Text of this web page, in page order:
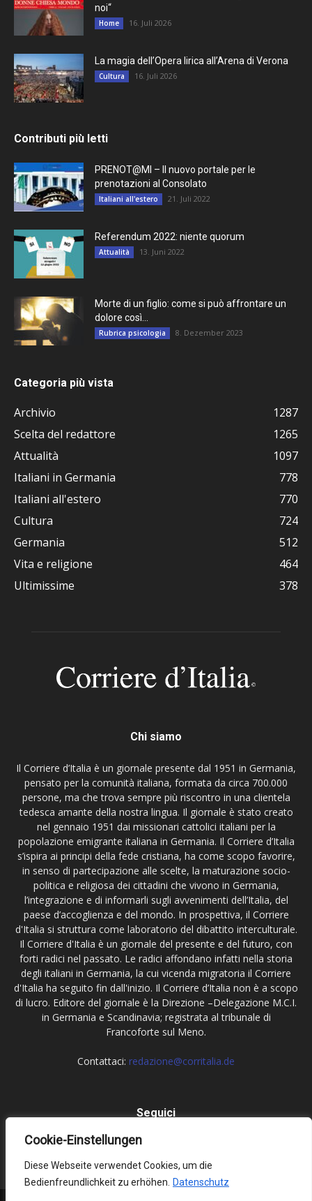
Cookie-Einstellungen
Diese Webseite verwendet Cookies, um die
Bedienfreundlichkeit zu erhöhen.
Datenschutz
noi“
Home 16. Juli 2026
La magia dell’Opera lirica all’Arena di Verona
Cultura 16. Juli 2026
Contributi più letti
PRENOT@MI – Il nuovo portale per le
prenotazioni al Consolato
Italiani all'estero 21. Juli 2022
Referendum 2022: niente quorum
Attualità 13. Juni 2022
Morte di un figlio: come si può affrontare un
dolore così...
Rubrica psicologia 8. Dezember 2023
Categoria più vista
Archivio
1287
Scelta del redattore
1265
Attualità
1097
Italiani in Germania
778
Italiani all'estero
770
Cultura
724
Germania
512
Vita e religione
464
Ultimissime
378
Chi siamo
Il Corriere d’Italia è un giornale presente dal 1951 in Germania,
pensato per la comunità italiana, formata da circa 700.000
persone, ma che trova sempre più riscontro in una clientela
tedesca amante della nostra lingua. Il giornale è stato creato
nel gennaio 1951 dai missionari cattolici italiani per la
popolazione emigrante italiana in Germania. Il Corriere d’Italia
s’ispira ai principi della fede cristiana, ha come scopo favorire,
in senso di partecipazione alle scelte, la maturazione socio-
politica e religiosa dei cittadini che vivono in Germania,
l’integrazione e di informarli sugli avvenimenti dell’Italia, del
paese d’accoglienza e del mondo. In prospettiva, il Corriere
d'Italia si struttura come laboratorio del dibattito interculturale.
Il Corriere d'Italia è un giornale del presente e del futuro, con
forti radici nel passato. Le radici affondano infatti nella storia
degli italiani in Germania, la cui vicenda migratoria il Corriere
d'Italia ha seguito fin dall'inizio. Il Corriere d’Italia non è a scopo
di lucro. Editore del giornale è la Direzione –Delegazione M.C.I.
in Germania e Scandinavia; registrata al tribunale di
Francoforte sul Meno.
Contattaci: redazione@corritalia.de
Seguici